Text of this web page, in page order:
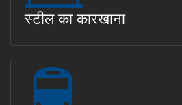
स्टील का कारखाना